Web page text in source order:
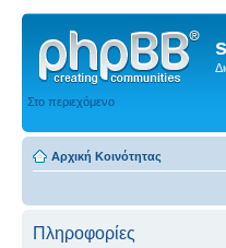
Στο περιεχόμενο
Αρχική Κοινότητας
Πληροφορίες